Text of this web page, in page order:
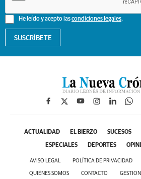
He leído y acepto lascondiciones legales.
SUSCRÍBETE
ACTUALIDAD EL BIERZO SUCESOS
ESPECIALES DEPORTES
AVISO LEGAL POLÍTICA DE PRIVACIDAD
QUIÉNES SOMOS CONTACTO